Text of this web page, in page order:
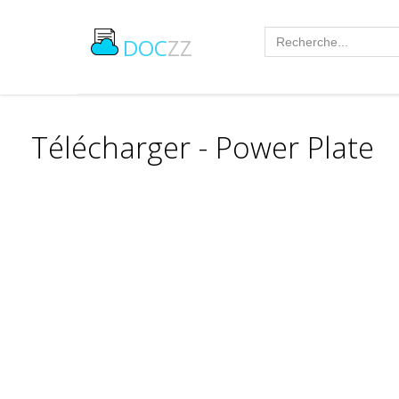
DOCZZ
Télécharger - Power Plate